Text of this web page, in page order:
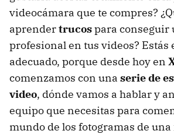
videocámara que te compres?
aprendertrucospara conseguir
profesional en tus videos? Estás
adecuado, porque desde hoy en
comenzamos con una serie de
video, dónde vamos a hablar y
equipo que necesitas para
mundo de los fotogramas de